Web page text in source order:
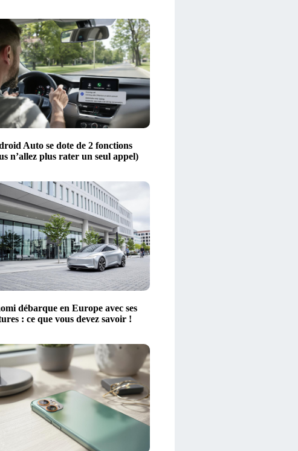
Auto se dote de 2 fonctions
n’allez plus rater un seul appel)
débarque en Europe avec ses
: ce que vous devez savoir !